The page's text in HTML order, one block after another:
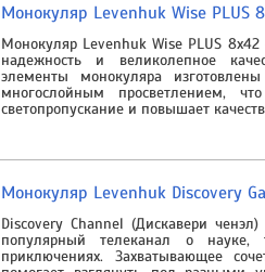
Монокуляр Levenhuk Wise PLUS
Монокуляр Levenhuk Wise PLUS
надежность и великолепное
элементы монокуляра
многослойным просветлением,
светопропускание и повышает
Монокуляр Levenhuk Discovery
Discovery Channel (Дискавери
популярный телеканал о науке,
приключениях. Захватывающее